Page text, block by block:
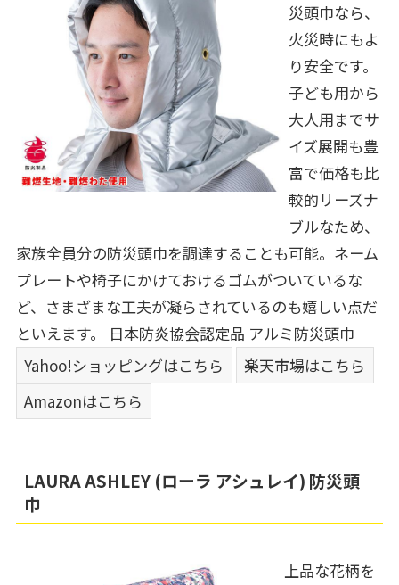
災頭巾なら、
火災時にもよ
り安全です。
子ども用から
大人用までサ
イズ展開も豊
富で価格も比
較的リーズナ
ブルなため、
家族全員分の防災頭巾を調達することも可能。ネーム
プレートや椅子にかけておけるゴムがついているな
ど、さまざまな工夫が凝らされているのも嬉しい点だ
といえます。
日本防炎協会認定品 アルミ防災頭巾
Yahoo!ショッピングはこちら
楽天市場はこちら
Amazonはこちら
LAURA ASHLEY (ローラ アシュレイ) 防災頭
巾
上品な花柄を